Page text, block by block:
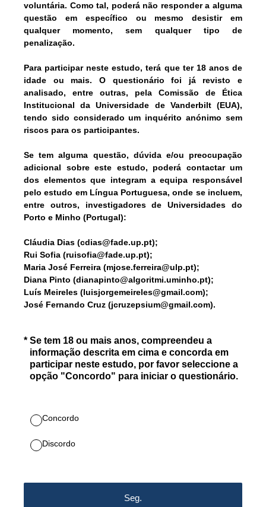
voluntária. Como tal, poderá não responder a alguma
questão em específico ou mesmo desistir em
qualquer momento, sem qualquer tipo de
penalização.
Para participar neste estudo, terá que ter 18 anos de
idade ou mais. O questionário foi já revisto e
analisado, entre outras, pela Comissão de Ética
Institucional da Universidade de Vanderbilt (EUA),
tendo sido considerado um inquérito anónimo sem
riscos para os participantes.
Se tem alguma questão, dúvida e/ou preocupação
adicional sobre este estudo, poderá contactar um
dos elementos que integram a equipa responsável
pelo estudo em Língua Portuguesa, onde se incluem,
entre outros, investigadores de Universidades do
Porto e Minho (Portugal):
Cláudia Dias (cdias@fade.up.pt);
Rui Sofia (ruisofia@fade.up.pt);
Maria José Ferreira (mjose.ferreira@ulp.pt);
Diana Pinto (dianapinto@algoritmi.uminho.pt);
Luís Meireles (luisjorgemeireles@gmail.com);
José Fernando Cruz (jcruzepsium@gmail.com).
* Se tem 18 ou mais anos, compreendeu a
informação descrita em cima e concorda em
participar neste estudo, por favor seleccione a
opção "Concordo" para iniciar o questionário.
(Obrigatório.)
Concordo
Discordo
Seg.